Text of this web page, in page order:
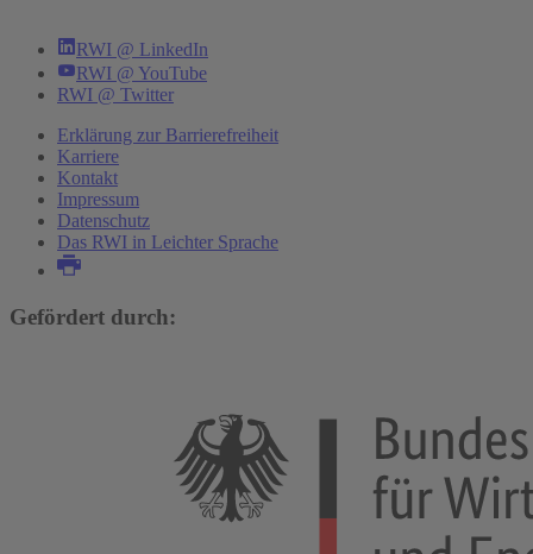
RWI @ LinkedIn
RWI @ YouTube
RWI @ Twitter
Erklärung zur Barrierefreiheit
Karriere
Kontakt
Impressum
Datenschutz
Das RWI in Leichter Sprache
Gefördert durch: